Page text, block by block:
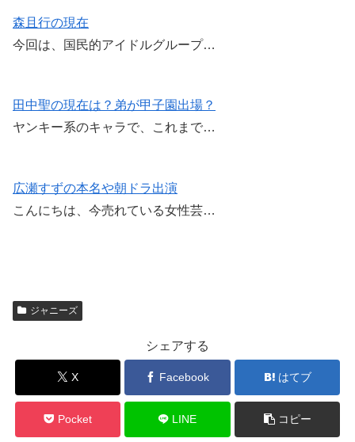
森且行の現在
今回は、国民的アイドルグループ…
田中聖の現在は？弟が甲子園出場？
ヤンキー系のキャラで、これまで…
広瀬すずの本名や朝ドラ出演
こんにちは、今売れている女性芸…
ジャニーズ
シェアする
X Facebook はてブ
Pocket LINE コピー